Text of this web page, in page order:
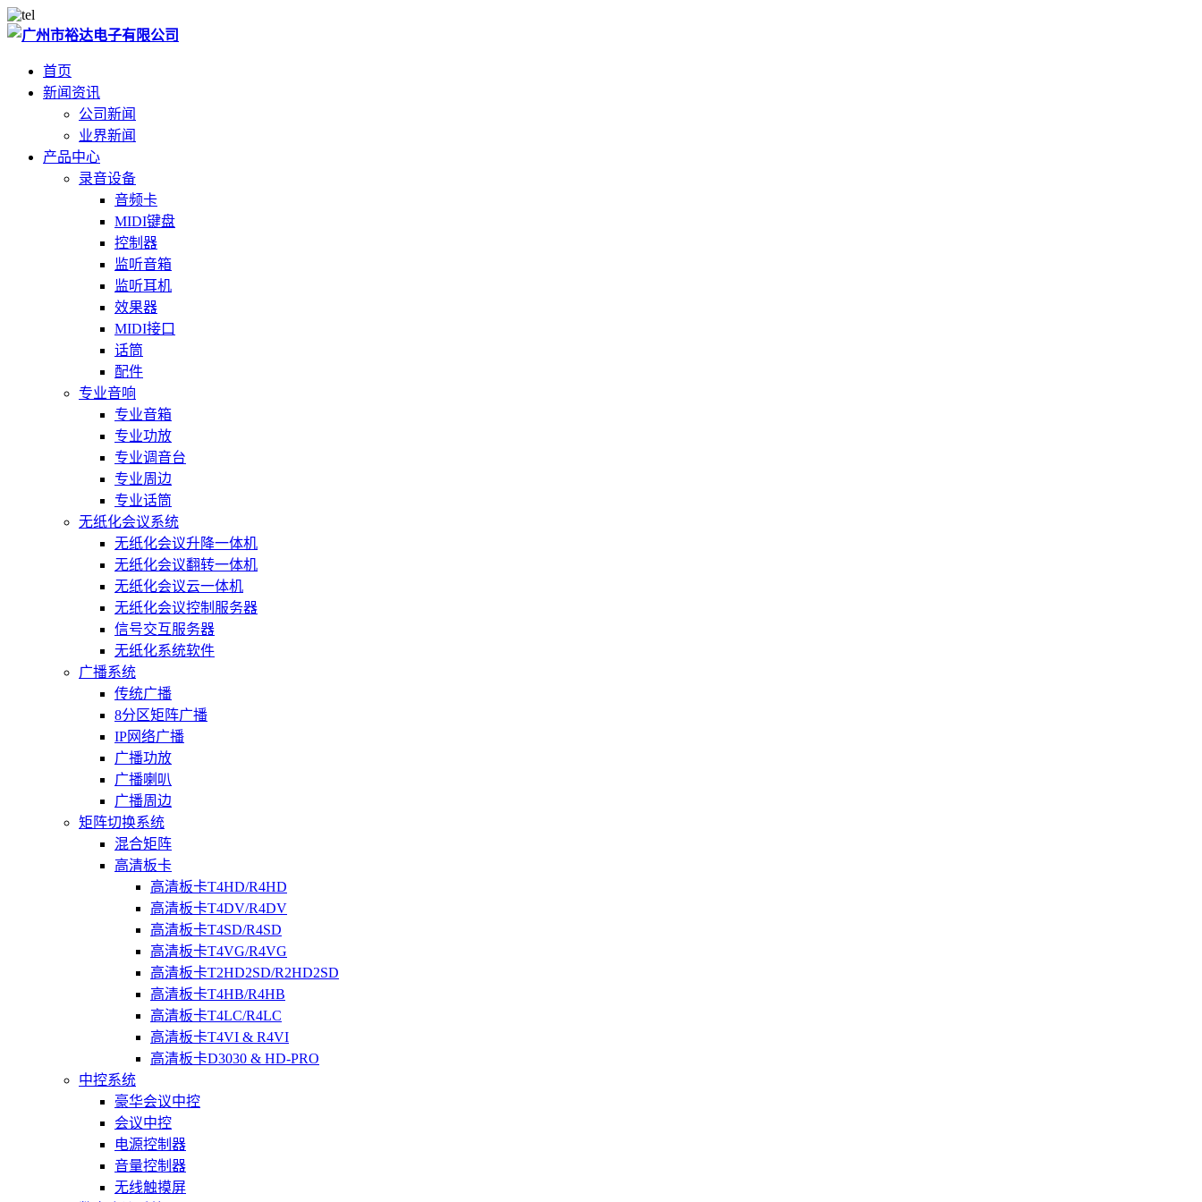
首页
新闻资讯
公司新闻
业界新闻
产品中心
录音设备
音频卡
MIDI键盘
控制器
监听音箱
监听耳机
效果器
MIDI接口
话筒
配件
专业音响
专业音箱
专业功放
专业调音台
专业周边
专业话筒
无纸化会议系统
无纸化会议升降一体机
无纸化会议翻转一体机
无纸化会议云一体机
无纸化会议控制服务器
信号交互服务器
无纸化系统软件
广播系统
传统广播
8分区矩阵广播
IP网络广播
广播功放
广播喇叭
广播周边
矩阵切换系统
混合矩阵
高清板卡
高清板卡T4HD/R4HD
高清板卡T4DV/R4DV
高清板卡T4SD/R4SD
高清板卡T4VG/R4VG
高清板卡T2HD2SD/R2HD2SD
高清板卡T4HB/R4HB
高清板卡T4LC/R4LC
高清板卡T4VI & R4VI
高清板卡D3030 & HD-PRO
中控系统
豪华会议中控
会议中控
电源控制器
音量控制器
无线触摸屏